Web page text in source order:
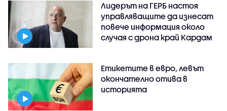
Лидерът на ГЕРБ настоя
управляващите да изнесат
повече информация около
случая с дрона край Кардам
Етикетите в евро, левът
окончателно отива в
историята